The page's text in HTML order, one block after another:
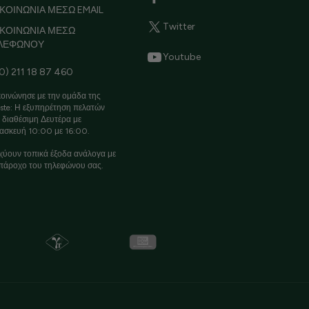
ΜΕΣΩ EMAIL
ΜΕΣΩ
211 18 87 460
με την ομάδα της
Η εξυπηρέτηση πελατών
διαθέσιμη Δευτέρα με
10:00 με 16:00.
τοπικά έξοδα ανάλογα με
του τηλεφώνου σας.
Twitter
Youtube